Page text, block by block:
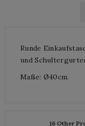
Runde
und
Maße: Ø40cm.
16 Other